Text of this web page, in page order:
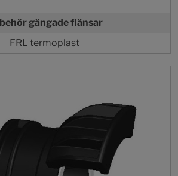
gängade flänsar
FRL termoplast